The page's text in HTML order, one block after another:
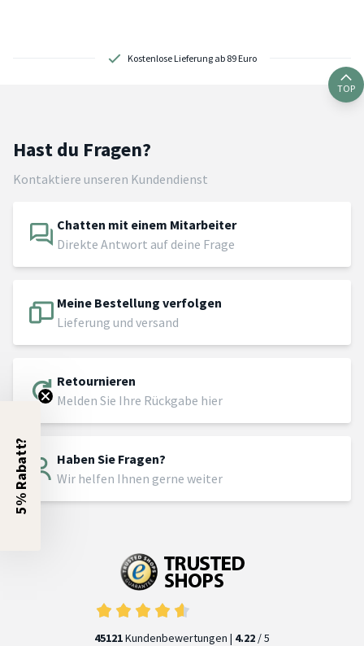
Kostenlose Lieferung ab 89 Euro
TOP
Hast du Fragen?
Kontaktiere unseren Kundendienst
Chatten mit einem Mitarbeiter
Direkte Antwort auf deine Frage
Meine Bestellung verfolgen
Lieferung und versand
Retournieren
Melden Sie Ihre Rückgabe hier
Haben Sie Fragen?
Wir helfen Ihnen gerne weiter
45121Kundenbewertungen | 4.22 / 5
5% Rabatt?